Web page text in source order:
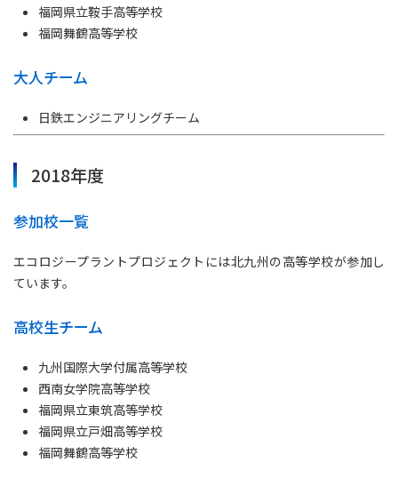
福岡県立鞍手高等学校
福岡舞鶴高等学校
大人チーム
日鉄エンジニアリングチーム
2018年度
参加校一覧
エコロジープラントプロジェクトには北九州の高等学校が参加し
ています。
高校生チーム
九州国際大学付属高等学校
西南女学院高等学校
福岡県立東筑高等学校
福岡県立戸畑高等学校
福岡舞鶴高等学校